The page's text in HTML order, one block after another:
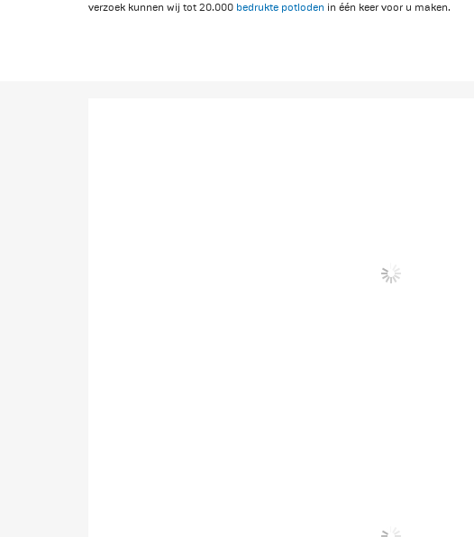
verzoek kunnen wij tot 20.000 bedrukte potloden in één keer voor u maken.